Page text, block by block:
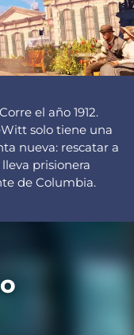
el año 1912.
solo tiene una
nueva: rescatar a
prisionera
de Columbia.